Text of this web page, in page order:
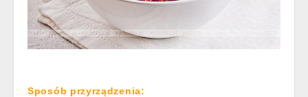
Sposób przyrządzenia: